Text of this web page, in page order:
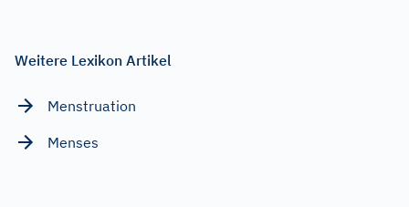
Weitere Lexikon Artikel
Menstruation
Menses